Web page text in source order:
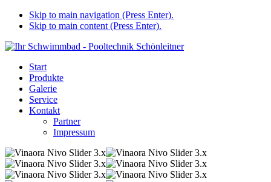
Skip to main navigation (Press Enter).
Skip to main content (Press Enter).
Start
Produkte
Galerie
Service
Kontakt
Partner
Impressum